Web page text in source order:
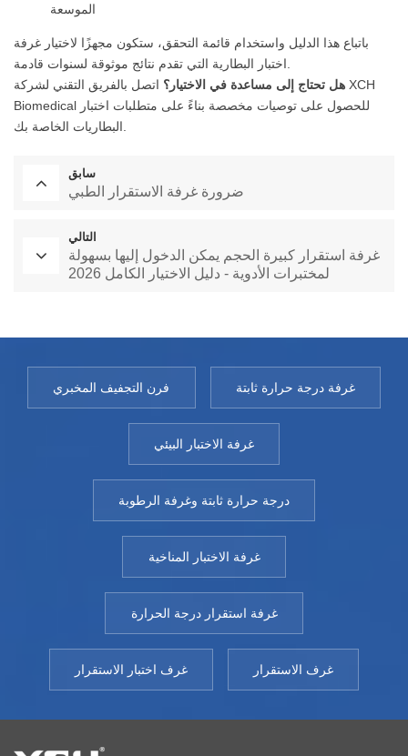
الموسعة
باتباع هذا الدليل واستخدام قائمة التحقق، ستكون مجهزًا لاختيار غرفة
هل تحتاج إلى مساعدة في الاختيار؟ اتصل بالفريق التقني لشركة XCH
Biomedical للحصول على توصيات مخصصة بناءً على متطلبات اختبار
سابق
ضرورة غرفة الاستقرار الطبي
التالي
غرفة استقرار كبيرة الحجم يمكن الدخول إليها بسهولة
لمختبرات الأدوية - دليل الاختيار الكامل 2026
فرن التجفيف المخبري غرفة درجة حرارة ثابتة
غرفة الاختبار البيئي
درجة حرارة ثابتة وغرفة الرطوبة
غرفة الاختبار المناخية
غرفة استقرار درجة الحرارة
غرف اختبار الاستقرار غرف الاستقرار